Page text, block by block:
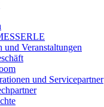
und Veranstaltungen
und Servicepartner